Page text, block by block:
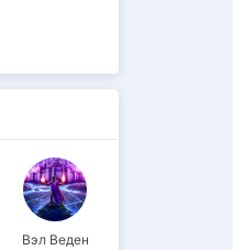
Вэл Веден